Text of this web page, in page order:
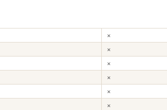
×
×
×
×
×
×